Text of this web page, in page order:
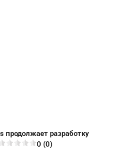
продолжает разработку
0 (0)